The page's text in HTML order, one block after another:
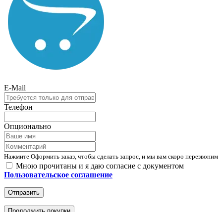
E-Mail
Телефон
Опционально
Нажмите Оформить заказ, чтобы сделать запрос, и мы вам скоро перезвоним
Мною прочитаны и я даю согласие с документом
Пользовательское соглашение
Отправить